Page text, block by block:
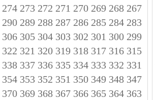
267
268
269
270
271
272
273
274
283
284
285
286
287
288
289
290
299
300
301
302
303
304
305
306
315
316
317
318
319
320
321
322
331
332
333
334
335
336
337
338
347
348
349
350
351
352
353
354
363
364
365
366
367
368
369
370